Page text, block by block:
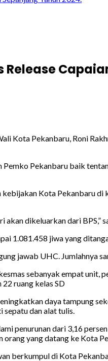
Release
Kota Pekanbaru, Roni
Pekanbaru baik
kebijakan Kota Pekanbaru
akan dikeluarkan dari BPS,”
1.081.458 jiwa yang
jawab UHC. Jumlahnya
sebanyak empat unit,
ruang kelas SD
daya tampung
sepatu dan alat tulis.
penurunan dari 3,16
yang datang ke Kota
berkumpul di Kota